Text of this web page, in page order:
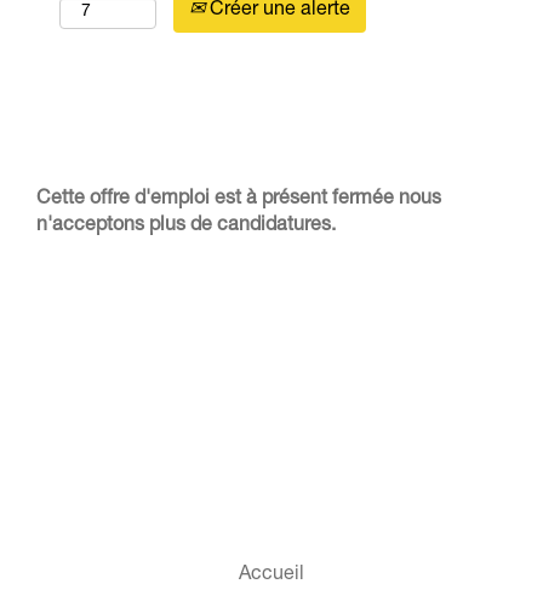
Créer une alerte
Cette offre d'emploi est à présent fermée nous
n'acceptons plus de candidatures.
Accueil